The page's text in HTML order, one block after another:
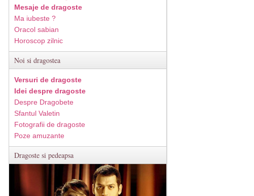
Mesaje de dragoste
Ma iubeste ?
Oracol sabian
Horoscop zilnic
Noi si dragostea
Versuri de dragoste
Idei despre dragoste
Despre Dragobete
Sfantul Valetin
Fotografii de dragoste
Poze amuzante
Dragoste si pedeapsa